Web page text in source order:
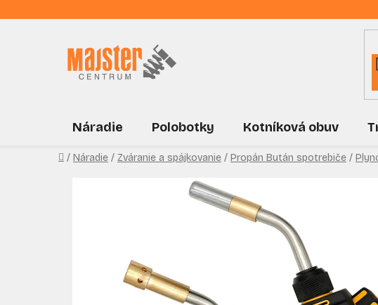
na
Náradie Polobotky Kotníková obuv
Domov
/ Náradie / Zváranie a spájkovanie / Propán Bután spotrebiče /